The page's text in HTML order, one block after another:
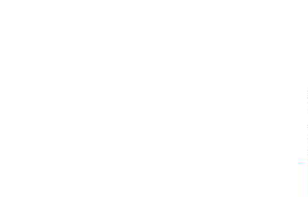
- Pour plus de conseils, lisez